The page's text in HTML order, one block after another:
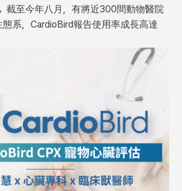
截至今年八月，有將近300間動物醫院
態系，CardioBird報告使用率成長高達